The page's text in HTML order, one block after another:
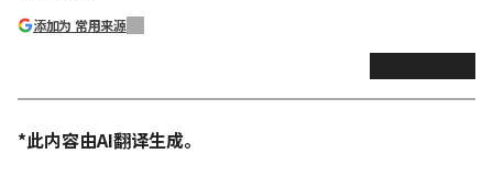
添加为 常用来源
*此内容由AI翻译生成。